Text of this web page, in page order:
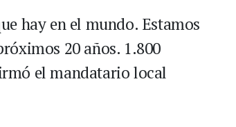
hay en el mundo. Estamos
20 años. 1.800
el mandatario local